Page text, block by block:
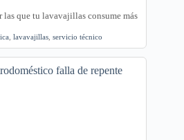
las que tu lavavajillas consume más
lavavajillas servicio técnico